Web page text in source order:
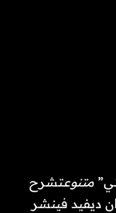
متنوعتشرح
ديفيد فينشر